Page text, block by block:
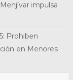
impulsa
Prohiben
en Menores